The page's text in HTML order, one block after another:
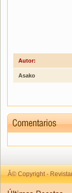
Autor:
Asako
Â© Copyright -